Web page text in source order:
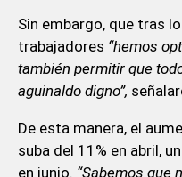
Sin embargo, que tras
trabajadores “hemos
también permitir que
aguinaldo digno”,
De esta manera, el
suba del 11% en abril,
en junio. “Sabemos que